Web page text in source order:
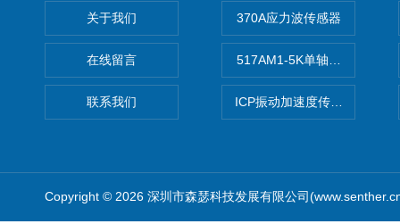
关于我们
在线留言
联系我们
370A应力波传感器
517AM1-5K单轴冲击IEPE加
ICP振动加速度传感器
Copyright © 2026 深圳市森瑟科技发展有限公司